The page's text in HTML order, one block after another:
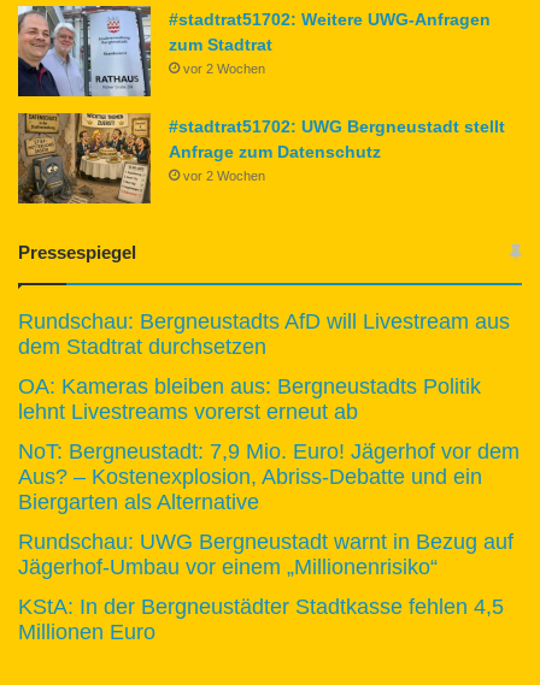
#stadtrat51702: Weitere UWG-Anfragen
zum Stadtrat
vor 2 Wochen
#stadtrat51702: UWG Bergneustadt stellt
Anfrage zum Datenschutz
vor 2 Wochen
Pressespiegel
Rundschau: Bergneustadts AfD will Livestream aus
dem Stadtrat durchsetzen
OA: Kameras bleiben aus: Bergneustadts Politik
lehnt Livestreams vorerst erneut ab
NoT: Bergneustadt: 7,9 Mio. Euro! Jägerhof vor dem
Aus? – Kostenexplosion, Abriss-Debatte und ein
Biergarten als Alternative
Rundschau: UWG Bergneustadt warnt in Bezug auf
Jägerhof-Umbau vor einem „Millionenrisiko“
KStA: In der Bergneustädter Stadtkasse fehlen 4,5
Millionen Euro